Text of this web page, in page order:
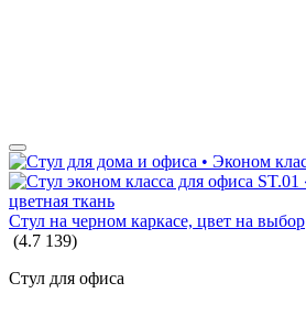
Стул на черном каркасе, цвет на выбор
(4.7 139)
Стул для офиса